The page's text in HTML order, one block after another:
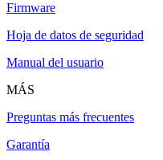
Firmware
Hoja de datos de seguridad
Manual del usuario
MÁS
Preguntas más frecuentes
Garantía